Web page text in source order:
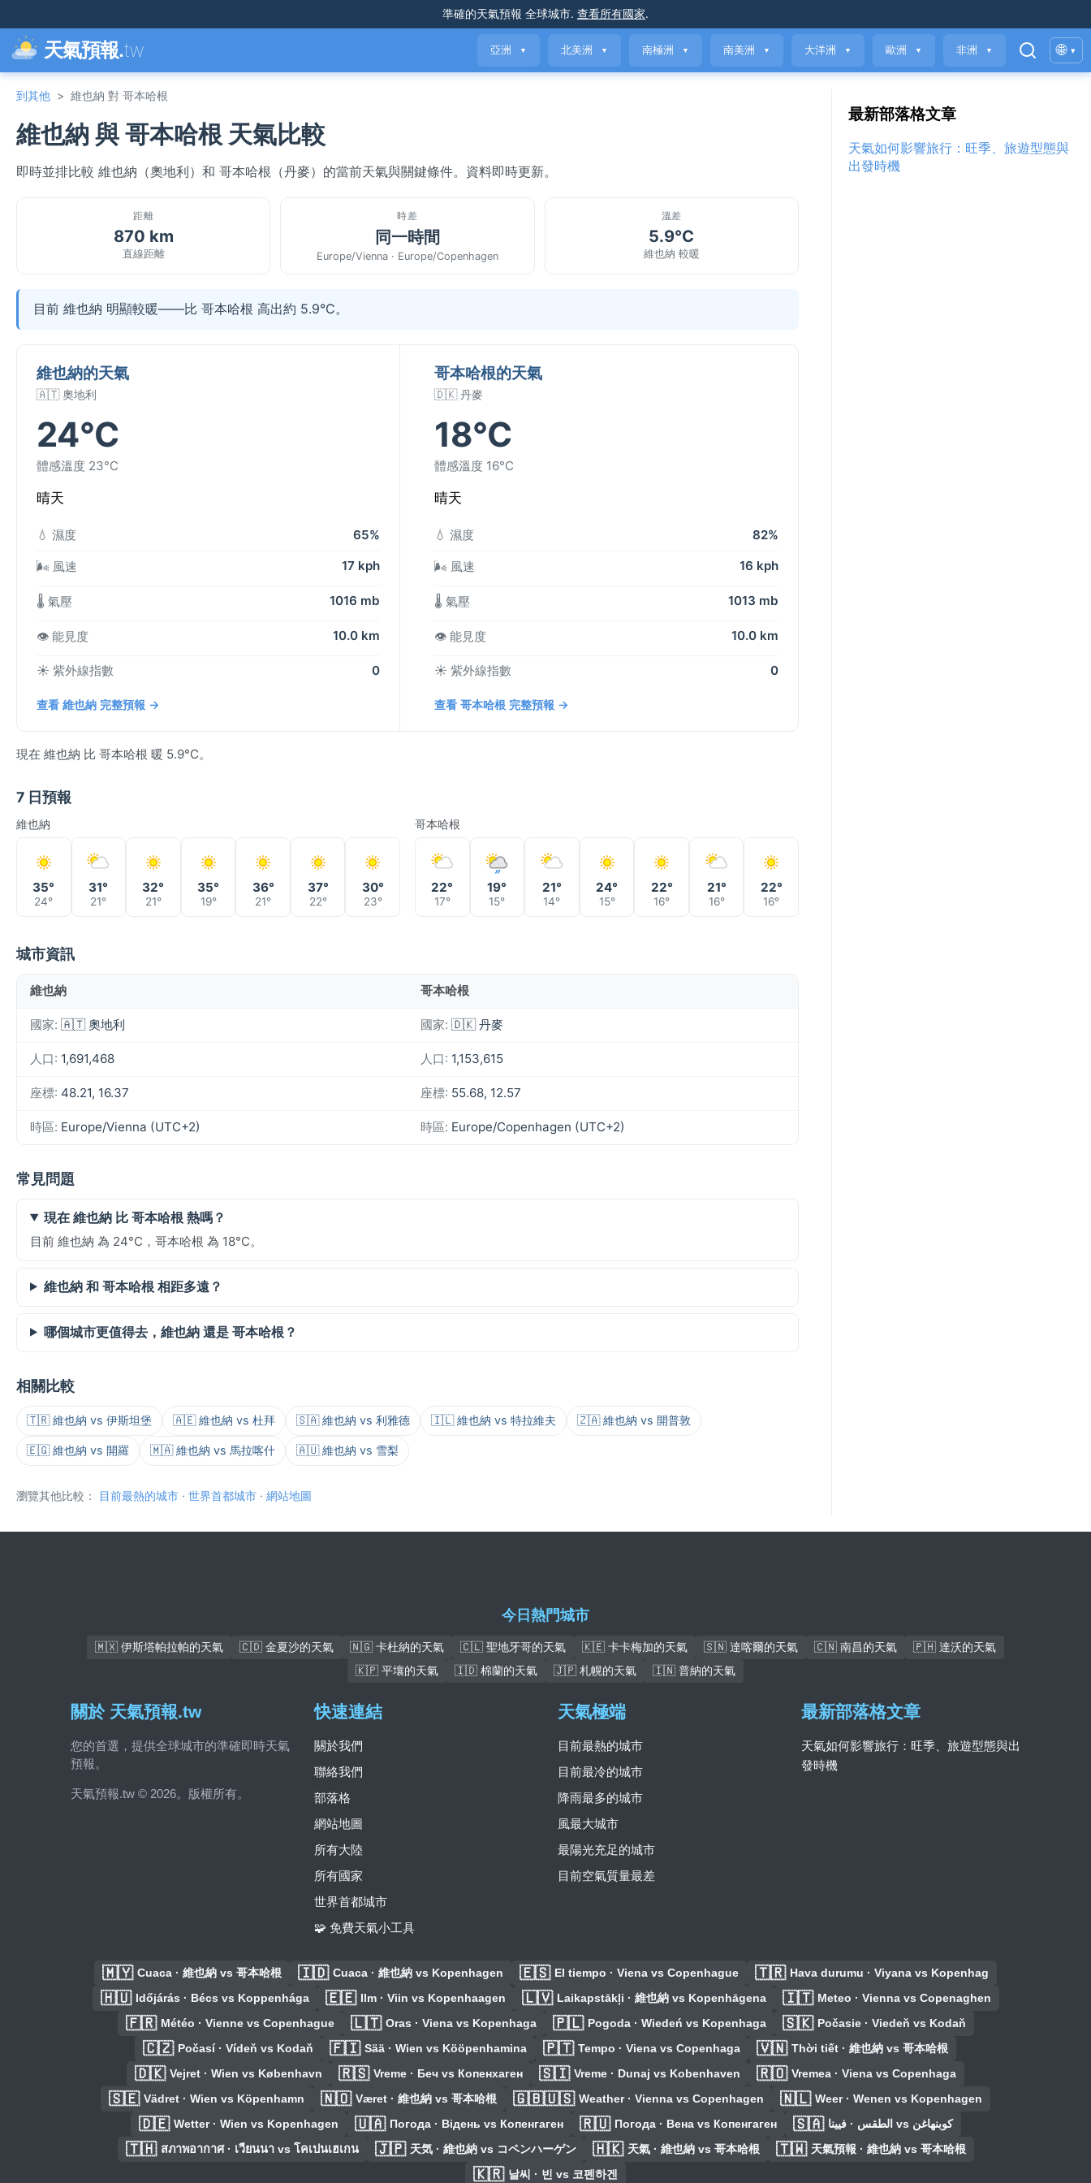
準確的天氣預報 全球城市. 查看所有國家.
天氣預報.tw 亞洲 ▼ 北美洲 ▼ 南極洲 ▼ 南美洲 ▼ 大洋洲 ▼ 歐洲 ▼ 非洲 ▼ 🌐 ▾
到其他 > 維也納 對 哥本哈根
維也納 與 哥本哈根 天氣比較
即時並排比較 維也納（奧地利）和 哥本哈根（丹麥）的當前天氣與關鍵條件。資料即時更新。
距離
870 km
直線距離
時差
同一時間
Europe/Vienna · Europe/Copenhagen
溫差
5.9°C
維也納 較暖
目前 維也納 明顯較暖——比 哥本哈根 高出約 5.9°C。
維也納的天氣
🇦🇹 奧地利
24°C
體感溫度 23°C
晴天
💧 濕度 65%
🌬️ 風速 17 kph
🌡️ 氣壓 1016 mb
👁️ 能見度 10.0 km
☀️ 紫外線指數 0
查看 維也納 完整預報 →
哥本哈根的天氣
🇩🇰 丹麥
18°C
體感溫度 16°C
晴天
💧 濕度 82%
🌬️ 風速 16 kph
🌡️ 氣壓 1013 mb
👁️ 能見度 10.0 km
☀️ 紫外線指數 0
查看 哥本哈根 完整預報 →
現在 維也納 比 哥本哈根 暖 5.9°C。
7 日預報
維也納
35°
24°
31°
21°
32°
21°
35°
19°
36°
21°
37°
22°
30°
23°
哥本哈根
22°
17°
19°
15°
21°
14°
24°
15°
22°
16°
21°
16°
22°
16°
城市資訊
維也納 哥本哈根
國家: 🇦🇹 奧地利 國家: 🇩🇰 丹麥
人口: 1,691,468 人口: 1,153,615
座標: 48.21, 16.37 座標: 55.68, 12.57
時區: Europe/Vienna (UTC+2) 時區: Europe/Copenhagen (UTC+2)
常見問題
現在 維也納 比 哥本哈根 熱嗎？
目前 維也納 為 24°C，哥本哈根 為 18°C。
維也納 和 哥本哈根 相距多遠？
哪個城市更值得去，維也納 還是 哥本哈根？
相關比較
🇹🇷 維也納 vs 伊斯坦堡 🇦🇪 維也納 vs 杜拜 🇸🇦 維也納 vs 利雅德 🇮🇱 維也納 vs 特拉維夫 🇿🇦 維也納 vs 開普敦
🇪🇬 維也納 vs 開羅 🇲🇦 維也納 vs 馬拉喀什 🇦🇺 維也納 vs 雪梨
瀏覽其他比較： 目前最熱的城市 · 世界首都城市 · 網站地圖
最新部落格文章
天氣如何影響旅行：旺季、旅遊型態與
出發時機
今日熱門城市
🇲🇽 伊斯塔帕拉帕的天氣 🇨🇩 金夏沙的天氣 🇳🇬 卡杜納的天氣 🇨🇱 聖地牙哥的天氣 🇰🇪 卡卡梅加的天氣 🇸🇳 達喀爾的天氣 🇨🇳 南昌的天氣
🇵🇭 達沃的天氣
🇰🇵 平壤的天氣
🇮🇩 棉蘭的天氣 🇯🇵 札幌的天氣 🇮🇳 普納的天氣
關於 天氣預報.tw
您的首選，提供全球城市的準確即時天氣
預報。
天氣預報.tw © 2026。版權所有。
快速連結
關於我們
聯絡我們
部落格
網站地圖
所有大陸
所有國家
世界首都城市
🧩 免費天氣小工具
天氣極端
目前最熱的城市
目前最冷的城市
降雨最多的城市
風最大城市
最陽光充足的城市
目前空氣質量最差
最新部落格文章
天氣如何影響旅行：旺季、旅遊型態與出
發時機
🇲🇾 Cuaca · 維也納 vs 哥本哈根 🇮🇩 Cuaca · 維也納 vs Kopenhagen 🇪🇸 El tiempo · Viena vs Copenhague 🇹🇷 Hava durumu · Viyana vs Kopenhag
🇭🇺 Időjárás · Bécs vs Koppenhága 🇪🇪 Ilm · Viin vs Kopenhaagen 🇱🇻 Laikapstākļi · 維也納 vs Kopenhāgena 🇮🇹 Meteo · Vienna vs Copenaghen
🇫🇷 Météo · Vienne vs Copenhague 🇱🇹 Oras · Viena vs Kopenhaga 🇵🇱 Pogoda · Wiedeń vs Kopenhaga 🇸🇰 Počasie · Viedeň vs Kodaň
🇨🇿 Počasí · Vídeň vs Kodaň 🇫🇮 Sää · Wien vs Kööpenhamina 🇵🇹 Tempo · Viena vs Copenhaga 🇻🇳 Thời tiết · 維也納 vs 哥本哈根
🇩🇰 Vejret · Wien vs København 🇷🇸 Vreme · Беч vs Копенхаген 🇸🇮 Vreme · Dunaj vs Kobenhaven 🇷🇴 Vremea · Viena vs Copenhaga
🇸🇪 Vädret · Wien vs Köpenhamn 🇳🇴 Været · 維也納 vs 哥本哈根 🇬🇧🇺🇸 Weather · Vienna vs Copenhagen 🇳🇱 Weer · Wenen vs Kopenhagen
🇩🇪 Wetter · Wien vs Kopenhagen 🇺🇦 Погода · Відень vs Копенгаген 🇷🇺 Погода · Вена vs Копенгаген 🇸🇦 الطقس · فيينا vs كوبنهاغن
🇹🇭 สภาพอากาศ · เวียนนา vs โคเปนเฮเกน 🇯🇵 天気 · 維也納 vs コペンハーゲン 🇭🇰 天氣 · 維也納 vs 哥本哈根 🇹🇼 天氣預報 · 維也納 vs 哥本哈根
🇰🇷 날씨 · 빈 vs 코펜하겐